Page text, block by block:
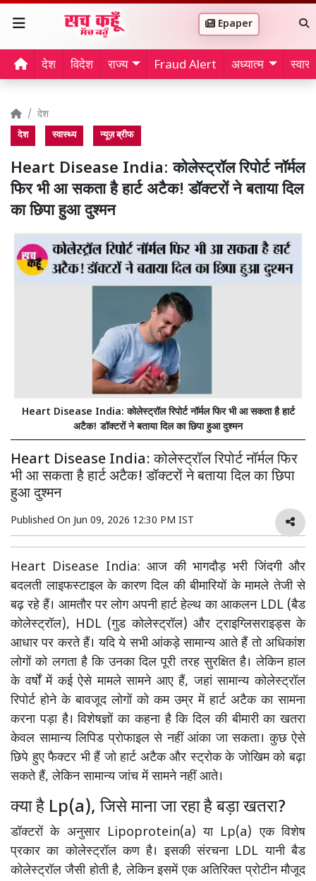
Epaper
देश विदेश राज्य Fraud Alert अध्यात्म
देश
देश स्वास्थ्य न्यूज़ ब्रीफ
Heart Disease India: कोलेस्ट्रॉल रिपोर्ट नॉर्मल
फिर भी आ सकता है हार्ट अटैक! डॉक्टरों ने बताया दिल
का छिपा हुआ दुश्मन
Heart Disease India: कोलेस्ट्रॉल रिपोर्ट नॉर्मल फिर भी आ सकता है हार्ट
अटैक! डॉक्टरों ने बताया दिल का छिपा हुआ दुश्मन
Heart Disease India: कोलेस्ट्रॉल रिपोर्ट नॉर्मल फिर
भी आ सकता है हार्ट अटैक! डॉक्टरों ने बताया दिल का छिपा
हुआ दुश्मन
Published On Jun 09, 2026 12:30 PM IST
Heart Disease India: आज की भागदौड़ भरी जिंदगी और
बदलती लाइफस्टाइल के कारण दिल की बीमारियों के मामले तेजी से
बढ़ रहे हैं। आमतौर पर लोग अपनी हार्ट हेल्थ का आकलन LDL (बैड
कोलेस्ट्रॉल), HDL (गुड कोलेस्ट्रॉल) और ट्राइग्लिसराइड्स के
आधार पर करते हैं। यदि ये सभी आंकड़े सामान्य आते हैं तो अधिकांश
लोगों को लगता है कि उनका दिल पूरी तरह सुरक्षित है। लेकिन हाल
के वर्षों में कई ऐसे मामले सामने आए हैं, जहां सामान्य कोलेस्ट्रॉल
रिपोर्ट होने के बावजूद लोगों को कम उम्र में हार्ट अटैक का सामना
करना पड़ा है। विशेषज्ञों का कहना है कि दिल की बीमारी का खतरा
केवल सामान्य लिपिड प्रोफाइल से नहीं आंका जा सकता। कुछ ऐसे
छिपे हुए फैक्टर भी हैं जो हार्ट अटैक और स्ट्रोक के जोखिम को बढ़ा
सकते हैं, लेकिन सामान्य जांच में सामने नहीं आते।
क्या है Lp(a), जिसे माना जा रहा है बड़ा खतरा?
डॉक्टरों के अनुसार Lipoprotein(a) या Lp(a) एक विशेष
प्रकार का कोलेस्ट्रॉल कण है। इसकी संरचना LDL यानी बैड
कोलेस्ट्रॉल जैसी होती है, लेकिन इसमें एक अतिरिक्त प्रोटीन मौजूद